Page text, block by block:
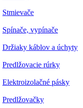
Stmievače
Spínače, vypínače
Držiaky káblov a úchyty
Predlžovacie rúrky
Elektroizolačné pásky
Predlžovačky